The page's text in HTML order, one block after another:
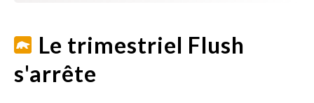
Le trimestriel Flush
s'arrête